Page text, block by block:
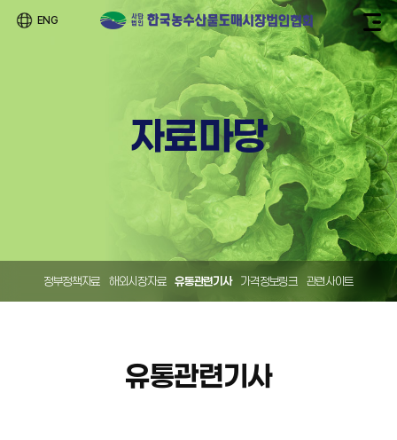
ENG
자료마당
정부정책자료 해외시장자료 유통관련기사 가격정보링크 관련사이트
유통관련기사